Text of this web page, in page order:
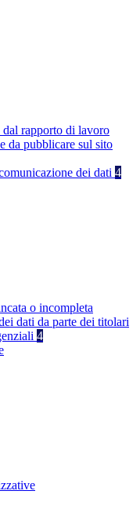
rapporto di lavoro
da pubblicare sul sito
dei dati 4
o incompleta
dati da parte dei titolari
4